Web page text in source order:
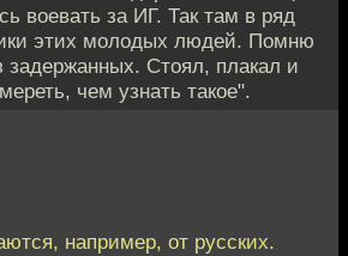
воевать за ИГ. Так там в ряд
этих молодых людей. Помню
задержанных. Стоял, плакал и
чем узнать такое".
например, от русских.